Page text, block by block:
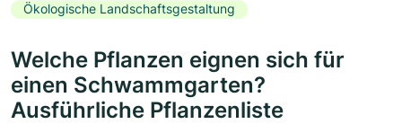
Ökologische Landschaftsgestaltung
Welche Pflanzen eignen sich für
einen Schwammgarten?
Ausführliche Pflanzenliste